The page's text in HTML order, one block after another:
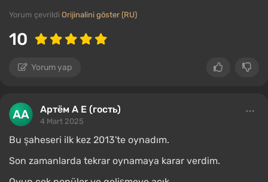
Yorum çevrildi Orijinalini göster (RU)
10
Yorum yap
Артём А Е (гость)
4 Mart 2025
Bu şaheseri ilk kez 2013'te oynadım.
Son zamanlarda tekrar oynamaya karar verdim.